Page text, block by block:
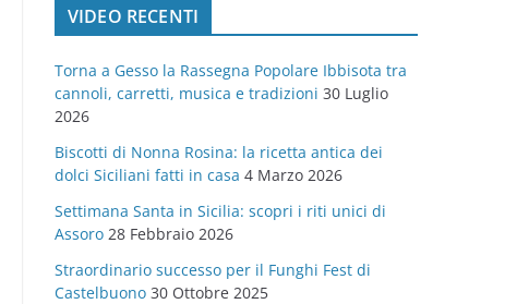
o
r
e
VIDEO RECENTI
Torna a Gesso la Rassegna Popolare Ibbisota tra
cannoli, carretti, musica e tradizioni 30 Luglio
2026
Biscotti di Nonna Rosina: la ricetta antica dei
dolci Siciliani fatti in casa 4 Marzo 2026
Settimana Santa in Sicilia: scopri i riti unici di
Assoro 28 Febbraio 2026
Straordinario successo per il Funghi Fest di
Castelbuono 30 Ottobre 2025